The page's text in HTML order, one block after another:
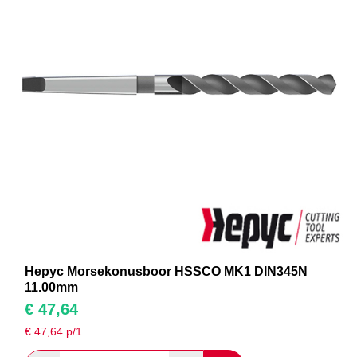
Hepyc Morsekonusboor HSSCO MK1 DIN345N
11.00mm
€ 47,64
€47,64 p/1